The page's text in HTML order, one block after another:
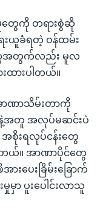
တွေကို တရားစွဲဆို
းယူခံရတဲ့ ဝန်ထမ်း
ေအတွက်လည်း မူလ
းထားပါတယ်။
ာဏာသိမ်းတာကို
နဲ့အတူ အလုပ်မဆင်းပဲ
အစိုးရလုပ်ငန်းတွေ
ါတယ်။ အာဏာပိုင်တွေ
းပေးခြိမ်းခြောက်
မှာ ပူးပေါင်းလာသူ